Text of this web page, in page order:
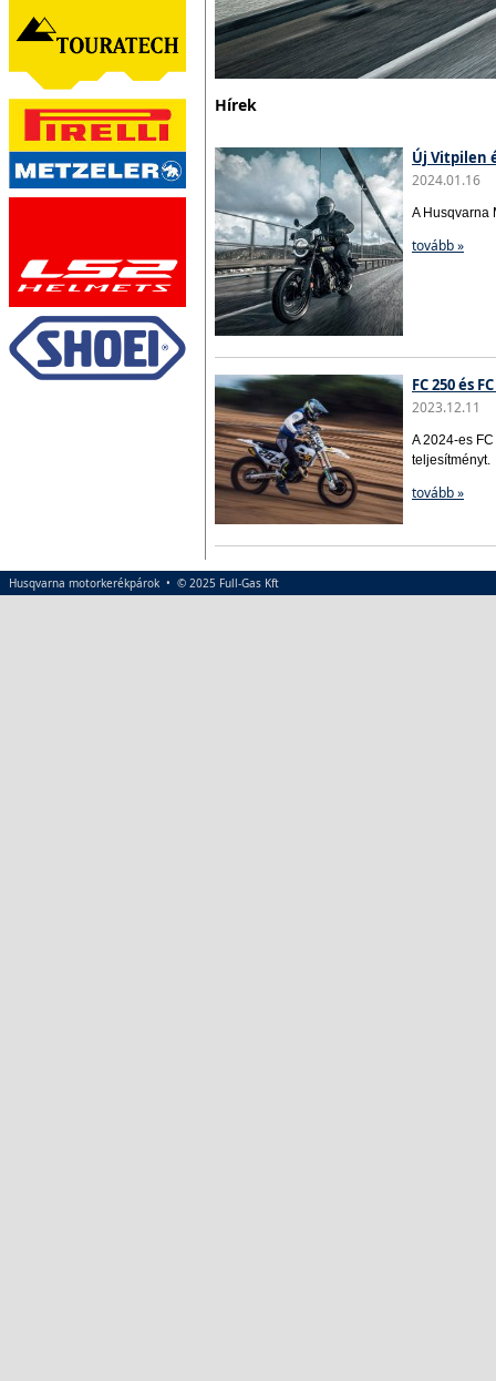
Hírek
Új Vitpilen
2024.01.16
A Husqvarna
tovább »
FC 250 és
2023.12.11
A 2024-es
teljesítményt.
tovább »
Husqvarna motorkerékpárok • © 2025 Full-Gas Kft